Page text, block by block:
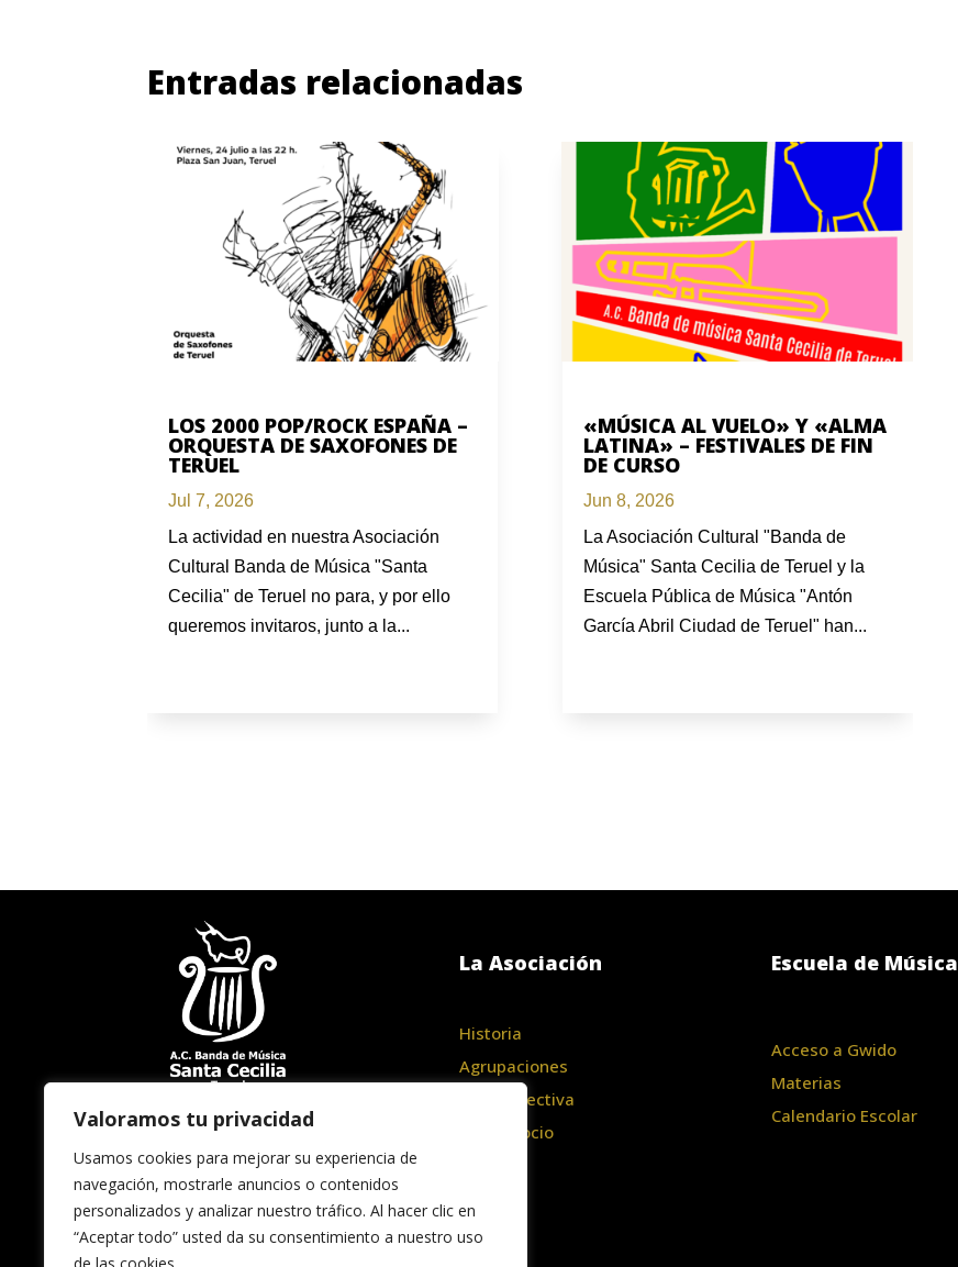
Valoramos tu privacidad
Usamos cookies para mejorar su experiencia de
navegación, mostrarle anuncios o contenidos
personalizados y analizar nuestro tráfico. Al hacer clic en
“Aceptar todo” usted da su consentimiento a nuestro uso
Entradas relacionadas
LOS 2000 POP/ROCK ESPAÑA –
ORQUESTA DE SAXOFONES DE
TERUEL
Jul 7, 2026
La actividad en nuestra Asociación
Cultural Banda de Música "Santa
Cecilia" de Teruel no para, y por ello
queremos invitaros, junto a la...
«MÚSICA AL VUELO» Y «ALMA
LATINA» – FESTIVALES DE FIN
DE CURSO
Jun 8, 2026
La Asociación Cultural "Banda de
Música" Santa Cecilia de Teruel y la
Escuela Pública de Música "Antón
García Abril Ciudad de Teruel" han...
La Asociación
Historia
Agrupaciones
Junta Directiva
Hazte Socio
Escuela de Música
Acceso a Gwido
Materias
Calendario Escolar